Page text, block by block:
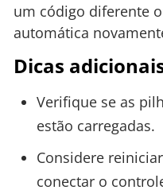
um código diferente
automática
Dicas
Verifique se as
estão carregadas.
Considere
conectar o